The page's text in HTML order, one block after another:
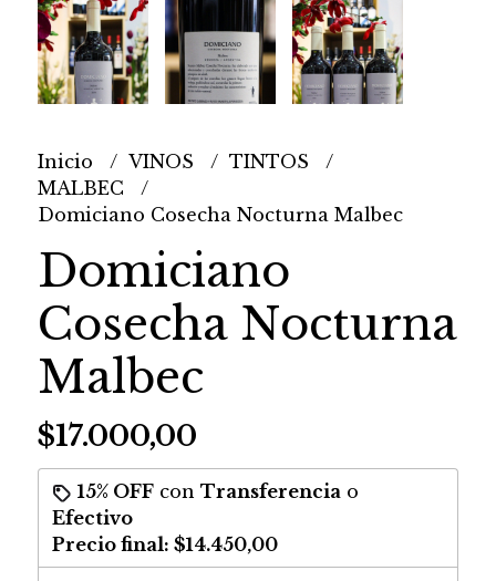
Inicio VINOS
TINTOS
MALBEC
Domiciano Cosecha Nocturna Malbec
Domiciano
Cosecha Nocturna
Malbec
$17.000,00
15% OFFcon Transferenciao
Efectivo
Precio final: $14.450,00